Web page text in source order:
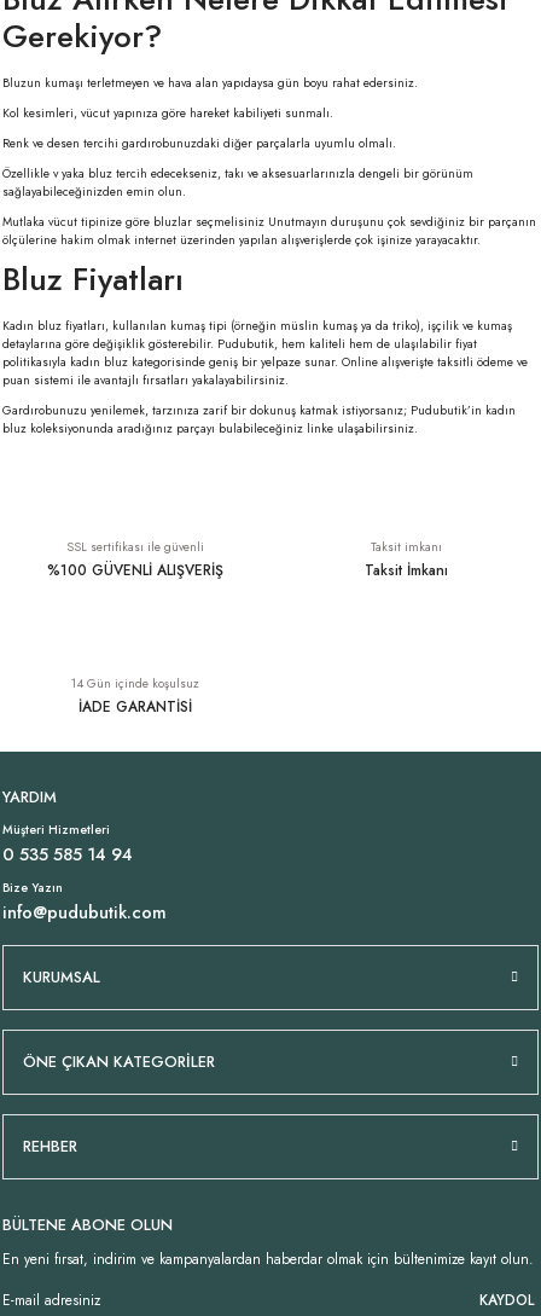
Gerekiyor?
Bluzun kumaşı terletmeyen ve hava alan yapıdaysa gün boyu rahat edersiniz.
Kol kesimleri, vücut yapınıza göre hareket kabiliyeti sunmalı.
Renk ve desen tercihi gardırobunuzdaki diğer parçalarla uyumlu olmalı.
Özellikle v yaka bluz tercih edecekseniz, takı ve aksesuarlarınızla dengeli bir görünüm
sağlayabileceğinizden emin olun.
Mutlaka vücut tipinize göre bluzlar seçmelisiniz Unutmayın duruşunu çok sevdiğiniz bir parçanın
ölçülerine hakim olmak internet üzerinden yapılan alışverişlerde çok işinize yarayacaktır.
Bluz Fiyatları
Kadın bluz fiyatları, kullanılan kumaş tipi (örneğin müslin kumaş ya da triko), işçilik ve kumaş
detaylarına göre değişiklik gösterebilir. Pudubutik, hem kaliteli hem de ulaşılabilir fiyat
politikasıyla kadın bluz kategorisinde geniş bir yelpaze sunar. Online alışverişte taksitli ödeme ve
puan sistemi ile avantajlı fırsatları yakalayabilirsiniz.
Gardırobunuzu yenilemek, tarzınıza zarif bir dokunuş katmak istiyorsanız; Pudubutik’in kadın
bluz koleksiyonunda aradığınız parçayı bulabileceğiniz linke ulaşabilirsiniz.
SSL sertifikası ile güvenli
%100 GÜVENLİ ALIŞVERİŞ
Taksit imkanı
Taksit İmkanı
14 Gün içinde koşulsuz
İADE GARANTİSİ
YARDIM
Müşteri Hizmetleri
0 535 585 14 94
Bize Yazın
info@pudubutik.com
KURUMSAL
ÖNE ÇIKAN KATEGORİLER
REHBER
BÜLTENE ABONE OLUN
En yeni fırsat, indirim ve kampanyalardan haberdar olmak için bültenimize kayıt olun.
KAYDOL